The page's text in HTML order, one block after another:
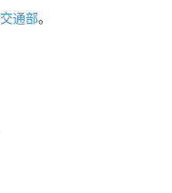
交通部。